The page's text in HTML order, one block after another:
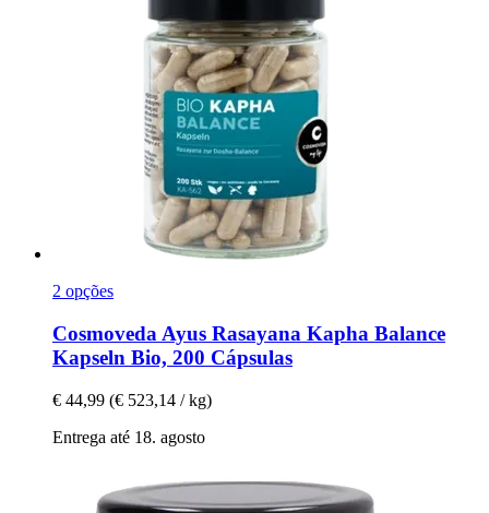
2 opções
Cosmoveda Ayus Rasayana Kapha Balance
Kapseln Bio, 200 Cápsulas
€ 44,99 (€ 523,14 / kg)
Entrega até 18. agosto